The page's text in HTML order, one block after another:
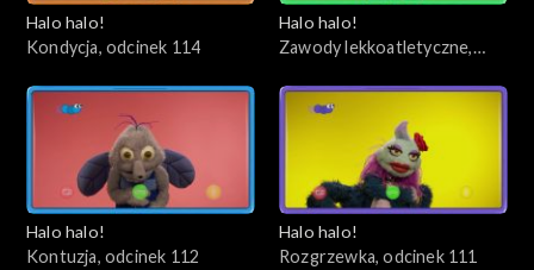
Halo halo!
Kondycja, odcinek 114
Halo halo!
Zawody lekkoatletyczne,
Halo halo!
Kontuzja, odcinek 112
Halo halo!
Rozgrzewka, odcinek 111